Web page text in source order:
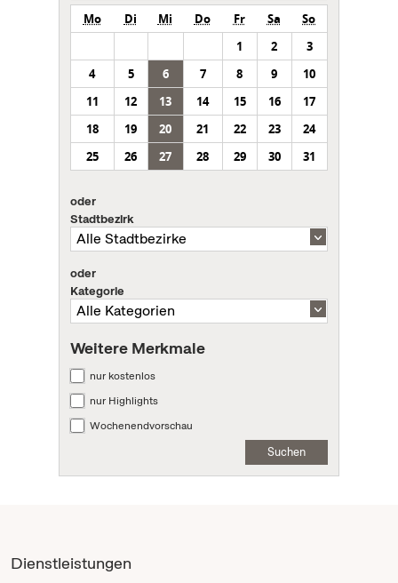
Mo Di Mi Do Fr Sa
So
1
2
3
4
5 6 7 8 9
10
11
12 13 14 15 16
17
18
19 20 21 22 23
24
25
26 27 28 29 30 31
oder
Stadtbezirk
oder
Kategorie
Weitere Merkmale
nur kostenlos
nur Highlights
Wochenendvorschau
Suchen
Dienstleistungen